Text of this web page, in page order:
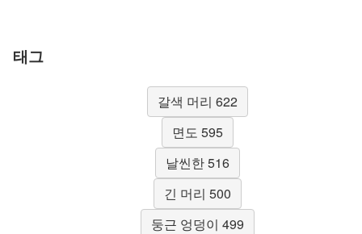
태그
갈색 머리 622
면도 595
날씬한 516
긴 머리 500
둥근 엉덩이 499